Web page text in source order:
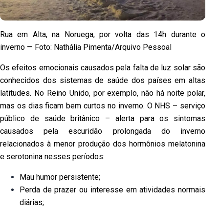
Rua em Alta, na Noruega, por volta das 14h durante o
inverno — Foto: Nathália Pimenta/Arquivo Pessoal
Os efeitos emocionais causados pela falta de luz solar são
conhecidos dos sistemas de saúde dos países em altas
latitudes. No Reino Unido, por exemplo, não há noite polar,
mas os dias ficam bem curtos no inverno. O NHS – serviço
público de saúde britânico – alerta para os sintomas
causados pela escuridão prolongada do inverno
relacionados à menor produção dos hormônios melatonina
e serotonina nesses períodos:
Mau humor persistente;
Perda de prazer ou interesse em atividades normais
diárias;